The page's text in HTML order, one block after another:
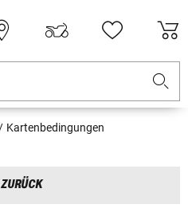
Kartenbedingungen
ZURÜCK